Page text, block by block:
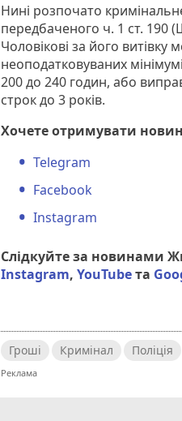
Нині розпочато
передбаченого ч. 1 ст. 190
Чоловікові за його
неоподатковуваних
200 до 240 годин, або
строк до 3 років.
Хочете отримувати
Telegram
Facebook
Instagram
Слідкуйте за новинами
Instagram,YouTubeта
Гроші Кримінал Поліція